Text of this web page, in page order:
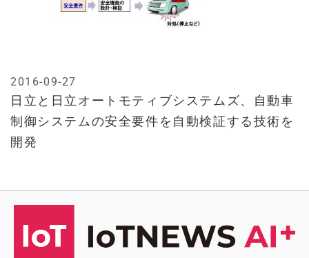
日立と日立オートモティブシステムズ、自動車
制御システムの安全要件を自動検証する技術を
開発
2016-09-27